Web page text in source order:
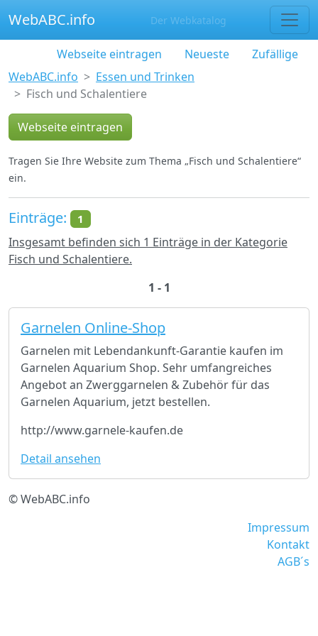
WebABC.info Der Webkatalog
Webseite eintragen Neueste
Zufällige
WebABC.info
Essen und Trinken
Fisch und Schalentiere
Webseite eintragen
Tragen Sie Ihre Website zum Thema „Fisch und Schalentiere“
ein.
Einträge: 1
Insgesamt befinden sich 1 Einträge in der Kategorie
Fisch und Schalentiere.
1 - 1
Garnelen Online-Shop
Garnelen mit Lebendankunft-Garantie kaufen im
Garnelen Aquarium Shop. Sehr umfangreiches
Angebot an Zwerggarnelen & Zubehör für das
Garnelen Aquarium, jetzt bestellen.
http://www.garnele-kaufen.de
Detail ansehen
© WebABC.info
Impressum
Kontakt
AGB´s